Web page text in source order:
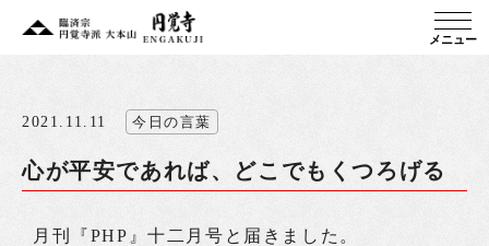
メニュー
2021.11.11 今日の言葉
心が平安であれば、どこでもくつろげる
月刊『PHP』十二月号と届きました。